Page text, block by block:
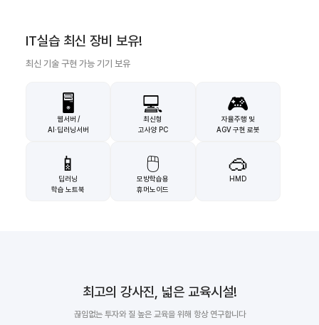
IT실습 최신 장비 보유!
최신 기술 구현 가능 기기 보유
🖥️
웹서버 /
AI·딥러닝서버
💻
최신형
고사양 PC
🎮
자율주행 및
AGV 구현 로봇
📱
딥러닝
학습 노트북
🖱️
모방학습용
휴머노이드
🥽
HMD
최고의 강사진, 넓은 교육시설!
끊임없는 투자와 질 높은 교육을 위해 항상 연구합니다